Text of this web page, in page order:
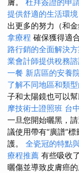
膚。 杜拜簽證的申
提供舒適的生活環境
出更多的努力（和
拿療程 確保獲得適
路行銷的全面解決
業會計師提供稅務
一餐 新店區的安養
了解不同地區和類
子和太陽鏡也可以
摩技術士證照班 台
一旦您開始曬黑，
議使用帶有“廣譜”
護。 全瓷冠的特點
療程推薦 有些吸收
曬傷並導致皮膚癌的